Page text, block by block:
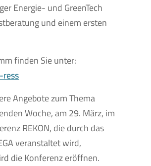
Energie- und GreenTech
und einem ersten
finden Sie unter:
Angebote zum Thema
Woche, am 29. März, im
REKON, die durch das
veranstaltet wird,
die Konferenz eröffnen.